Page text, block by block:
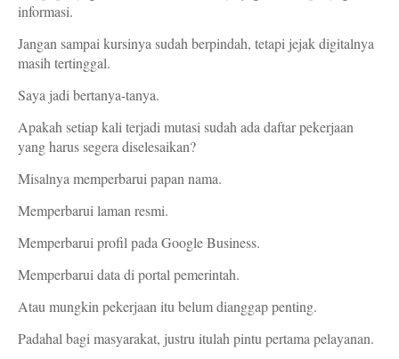
informasi.
Jangan sampai kursinya sudah berpindah, tetapi jejak digitalnya
masih tertinggal.
Saya jadi bertanya-tanya.
Apakah setiap kali terjadi mutasi sudah ada daftar pekerjaan
yang harus segera diselesaikan?
Misalnya memperbarui papan nama.
Memperbarui laman resmi.
Memperbarui profil pada Google Business.
Memperbarui data di portal pemerintah.
Atau mungkin pekerjaan itu belum dianggap penting.
Padahal bagi masyarakat, justru itulah pintu pertama pelayanan.